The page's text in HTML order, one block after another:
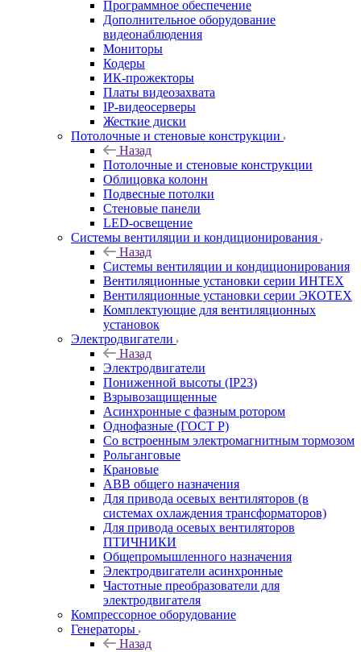
Программное обеспечение
Дополнительное оборудование
видеонаблюдения
Мониторы
Кодеры
ИК-прожекторы
Платы видеозахвата
IP-видеосерверы
Жесткие диски
Потолочные и стеновые конструкции
Назад
Потолочные и стеновые конструкции
Облицовка колонн
Подвесные потолки
Стеновые панели
LED-освещение
Системы вентиляции и кондиционирования
Назад
Системы вентиляции и кондиционирования
Вентиляционные установки серии ИНТЕХ
Вентиляционные установки серии ЭКОТЕХ
Комплектующие для вентиляционных
установок
Электродвигатели
Назад
Электродвигатели
Пониженной высоты (IP23)
Взрывозащищенные
Асинхронные с фазным ротором
Однофазные (ГОСТ Р)
Со встроенным электромагнитным тормозом
Рольганговые
Крановые
АВВ общего назначения
Для привода осевых вентиляторов (в
системах охлаждения трансформаторов)
Для привода осевых вентиляторов
ПТИЧНИКИ
Общепромышленного назначения
Электродвигатели асинхронные
Частотные преобразователи для
электродвигателя
Компрессорное оборудование
Генераторы
Назад